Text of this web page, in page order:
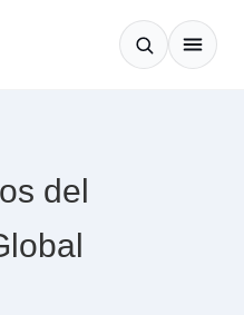
del